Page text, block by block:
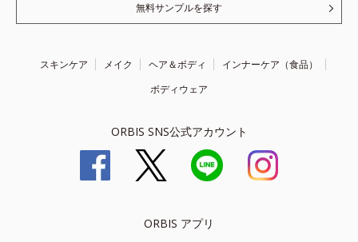
無料サンプルを探す
スキンケア メイク ヘア＆ボディ
インナーケア（食品）
ボディウェア
ORBIS SNS公式アカウント
ORBIS アプリ